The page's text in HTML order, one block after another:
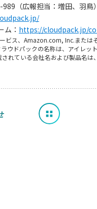
（広報担当：増田、羽鳥）
ム： https://cloudpack.jp/
ビス、Amazon.com, Inc.または
ウドパックの名称は、アイレッ
れている会社名および製品名は
お
知
せ
一